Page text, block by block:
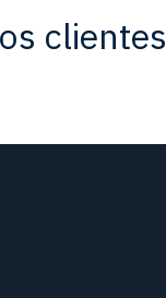
clientes